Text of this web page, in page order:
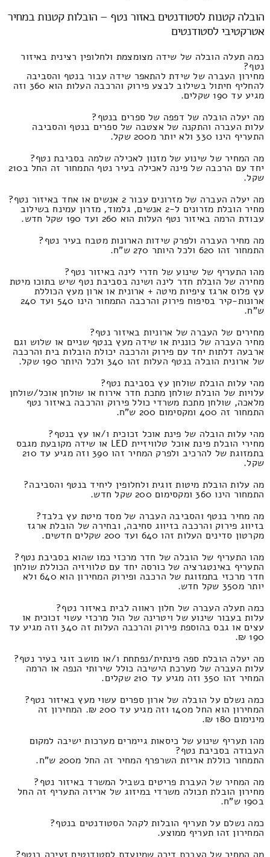
הובלה קטנות לסטודנטים באזור נטף – הובלות קטנות במחיר
אטרקטיבי לסטודנטים
כמה תעלה הובלה של שידה מצומצמת ולחלופין רצינית באיזור
נטף?
מחירון העברה של שידת להתאפר שידה עבור בנטף והסביבה
להחליף חיתול בשילוב לבצע פירוק והרכבה העלות הוא 360 וזה
מגיע עד 190 שקלים.
מה יעלה הובלה של דפפה של ספרים בנטף?
עלות העברה והתקנה של אצטבה של ספרים בנטף והסביבה
התעריף הינו 330 ולא יותר מ200 שקל.
מה המחיר של שינוע של מזנון לאכילה שלמה בסביבת נטף?
יחד עם הרכבה של פינה לאכילה בעיר נטף התמחור זה החל ב210
שקל.
מה יעלה העברה של מזרונים עבור 2 אנשים או אחד באיזור נטף?
מחיר הובלת מזרונים ל-2 אנשים, גלמוד, מזרון עמינח בשילוב
עבודת הרמה באיזור נטף העלות הוא 260 ועד 190 שקל חדש.
מה מחיר העברה ולפרק שידות הארונות מטבח בעיר נטף?
התמחור זהו 620 ולכל היותר 270 ש"ח.
מהו התעריף של שינוע של חדרי לינה באיזור נטף?
מחירה של הובלת חדר לינה ושינה בסביבת נטף שיש בתוכו מיטת
עץ פלוס ארגז ציפיות מיטה + ארונית או ארון מעץ הכוללת
ארונות-קיר בסיפוח פירוק והרכבה התמחור הינו 540 ועד 240
ש"ח.
מחירים של העברה של ארוניות באיזור נטף?
מחיר העברה של כוננית או שידה מעץ בנטף שניים או שלוש וגם
ארבעה דלתות יחד עם פירוק והרכבה יכולת הובלות בית והרכבה
של ארונית הובלה בנטף העלות זהו 340 ולכל היותר 190 שקל.
מהי עלות הובלת שולחן עץ בסביבת נטף?
עלויות של הובלת שולחן מתכת חדר אירוח או שולחן אוכל/שולחן
מלאכה, שולחן מתכת משרדי כולל פירוק והרכבה באיזור נטף
התמחור זה 400 ומקסימום 200 ש"ח.
מהי עלות הובלה של פינת אוכל זכוכית ו/או עץ בנטף?
מחירי הובלת פינת אוכל טלוויזיית LED או שידה מקובעת מגבס
בתמזוגת של להרכיב ולפרק המחיר זהו 390 וזה מגיע עד 210
שקל.
מה עלות הובלת מיטות זוגית ולחלופין ליחיד בנטף והסביבה?
התמחור הינו 360 ומקסימום 200 שקל חדש.
מה מחיר בנטף והסביבה העברה של מסד מיטת עץ בלבד?
בזיווג פירוק והרכבה בזיווג סחיבה, ובחירה של הובלת ארגז
מקרטון סדינים העלות זהו 640 ועד 200 שקלים חדשים.
מהו התעריף של הובלה של חדר מרכזי כמו שהוא בסביבת נטף?
התעריף באינטגרציה של כורסה יחד עם טלוויזיה הכוללת שולחן
חדר מרכזי בתמזוגת של הרכבה ופירוק המחירון הוא 640 ולא
יותר מ350 שקל חדש.
כמה תעלה העברה של חלון ראווה לבית באיזור נטף?
עלות בעבור שינוע של ויטרינה של הול מרכזי עשוי זכוכית או
עצים או גבס בהוספת פירוק והרכבה העלות זה 340 וזה מגיע עד
190 ₪.
מה יעלה הובלת ספה פינתית/נפתחת ו/או מושב זוגי בעיר נטף?
עלות העברה של מערכת הישיבה כולל שירותי הנפה או הרמה
המחיר זהו 350 וזה מגיע עד 210 שקלים.
כמה נשלם על הובלה של ארון ספרים עשוי מעץ באיזור נטף?
המחירון הוא החל מ140 וזה מגיע עד 200 ₪. המחירון זה
מינימום 180 ₪.
מהו תעריף שינוע של כיסאות גיימרים מערכות ישיבה למקום
העבודה בסביבת נטף?
התמחור כוללת אריזת השרפרף המחיר זה החל מ200 ש"ח.
מה המחיר של העברת פריטים בשביל המשרד באיזור נטף?
מחירון הובלת תכולה משרדי במיזוג של אריזה התעריף זה החל
ב190 ש"ח.
כמה נשלם על תעריף הובלות לקהל הסטודנטים בנטף?
המחירון זהו תעריף ממוצע.